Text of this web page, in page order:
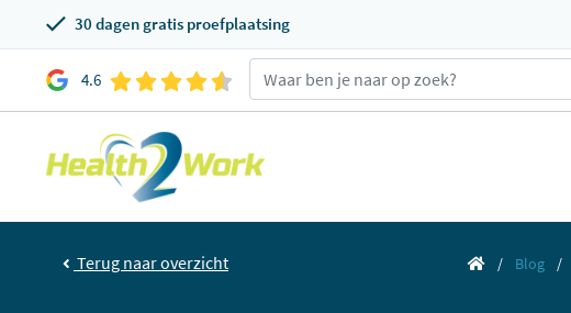
30 dagen gratis proefplaatsing
4.6
Terug naar overzicht Blog